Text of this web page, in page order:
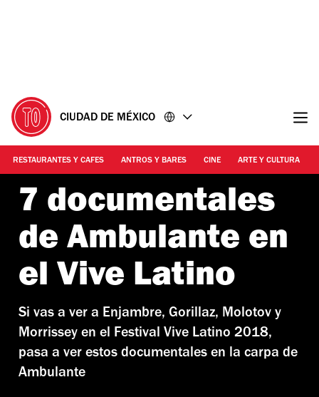
CIUDAD DE MÉXICO
RESTAURANTES Y CAFES ANTROS Y BARES CINE ARTE Y CULTURA
7 documentales
de Ambulante en
el Vive Latino
Si vas a ver a Enjambre, Gorillaz, Molotov y
Morrissey en el Festival Vive Latino 2018,
pasa a ver estos documentales en la carpa de
Ambulante